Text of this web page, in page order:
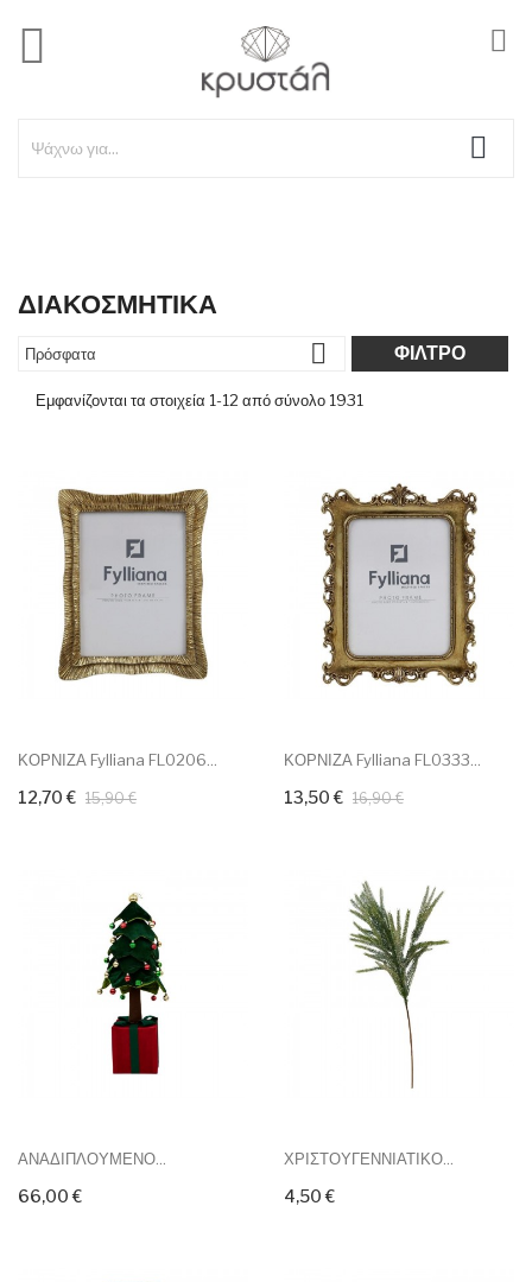

ΔΙΑΚΟΣΜΗΤΙΚΑ
Πρόσφατα  ΦΊΛΤΡΟ
Εμφανίζονται τα στοιχεία 1-12 από σύνολο 1931
ΚΟΡΝΙΖΑ Fylliana FL0206...
12,70 € 15,90 €
ΚΟΡΝΙΖΑ Fylliana FL0333...
13,50 € 16,90 €
ΑΝΑΔΙΠΛΟΥΜΕΝΟ...
66,00 €
ΧΡΙΣΤΟΥΓΕΝΝΙΑΤΙΚΟ...
4,50 €